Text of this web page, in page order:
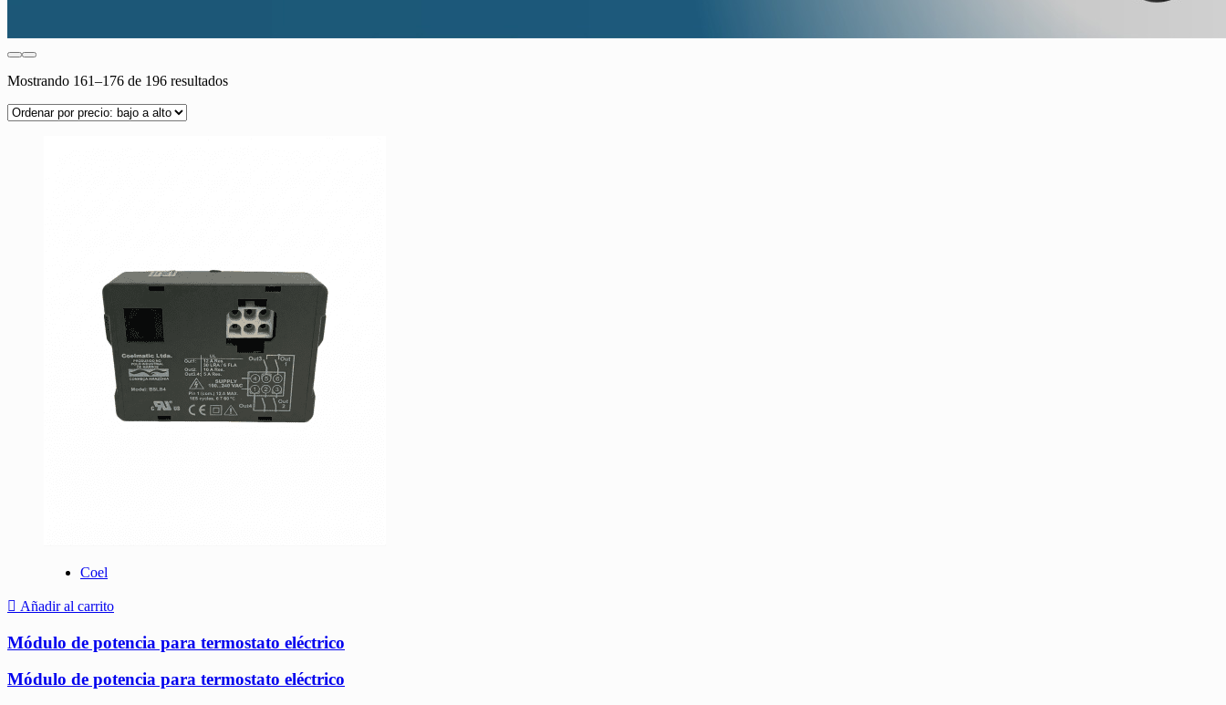
Mostrando 161–176 de 196 resultadosOrdenado
Coel
Añadir al carrito
Módulo de potencia para termostato eléctrico
Módulo de potencia para termostato eléctrico